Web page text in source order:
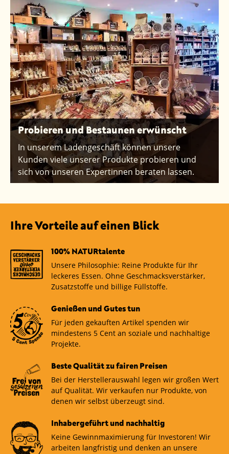
Probieren und Bestaunen erwünscht
In unserem Ladengeschäft können unsere
Kunden viele unserer Produkte probieren und
sich von unseren Expertinnen beraten lassen.
Ihre Vorteile auf einen Blick
100% NATURtalente
Unsere Philosophie: Reine Produkte für Ihr
leckeres Essen. Ohne Geschmacksverstärker,
Zusatzstoffe und billige Füllstoffe.
Genießen und Gutes tun
Für jeden gekauften Artikel spenden wir
mindestens 5 Cent an soziale und nachhaltige
Projekte.
Beste Qualität zu fairen Preisen
Bei der Herstellerauswahl legen wir großen Wert
auf Qualität. Wir verkaufen nur Produkte, von
denen wir selbst überzeugt sind.
Inhabergeführt und nachhaltig
Keine Gewinnmaximierung für Investoren! Wir
arbeiten langfristig und denken an unsere